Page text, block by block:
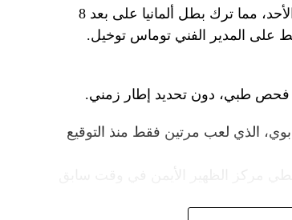
وخرج المدافع المغربي مصابا خلال الخسارة 3-2 أمام بوخوم، الأحد، مما ترك بطل ألمانيا على بعد 8
على المدير الفني توماس توخيل.
فحص طبي، دون تحديد إطار زمني.
الذي لعب مرتين فقط منذ التوقيع